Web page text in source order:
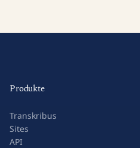
Produkte
Transkribus
Sites
API